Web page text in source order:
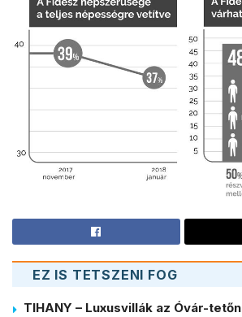
EZ IS TETSZENI FOG
TIHANY – Luxusvillák az Óvár-tetőn